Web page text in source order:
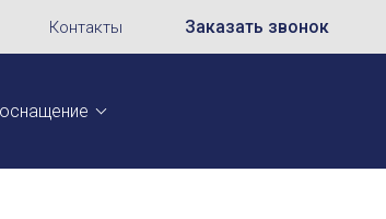
Контакты Заказать звонок